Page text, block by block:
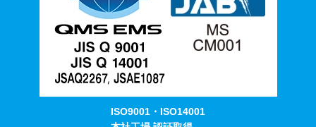
ISO9001・ISO14001